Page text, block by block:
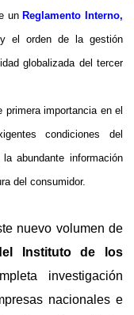
un Reglamento Interno,
el orden de la gestión
globalizada del tercer
importancia en el
condiciones del
abundante información
del consumidor.
nuevo volumen de
Instituto de los
investigación
nacionales e